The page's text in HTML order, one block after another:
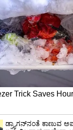
ಹಾಗೂ
ಮನವೊಲಿಸಿ,
ಸ್ಥಳೀಯ
ಮಗುವನ್ನು
ಹಕ್ಕುಗಳ
ಕಲ್ಯಾಣ